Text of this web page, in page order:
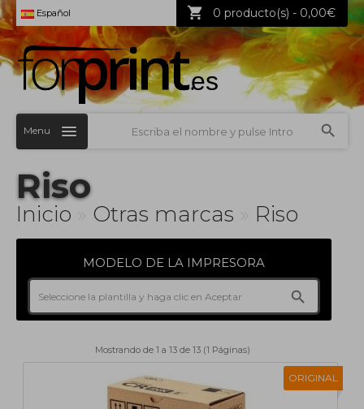
Español 0 producto(s) - 0,00€
Menu
Riso
Inicio Otras marcas Riso
MODELO DE LA IMPRESORA
Mostrando de 1 a 13 de 13 (1 Páginas)
ORIGINAL